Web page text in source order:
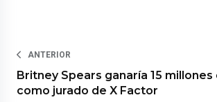
ANTERIOR
Britney Spears ganaría 15
como jurado de X Factor